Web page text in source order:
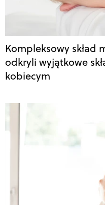
Kompleksowy skład
odkryli wyjątkowe
kobiecym